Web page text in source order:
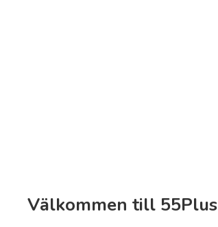
Välkommen till 55Plus